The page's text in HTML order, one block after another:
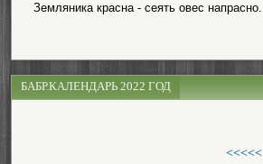
Земляника красна - сеять овес напрасно.
БАБР.КАЛЕНДАРЬ 2022 ГОД
<<<<<